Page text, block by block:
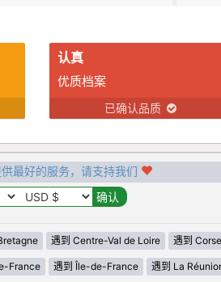
认真
优质档案
已确认品质
最好的服务，请支持我们
遇到 Centre-Val de Loire 遇到 Corse
France 遇到 Île-de-France 遇到 La